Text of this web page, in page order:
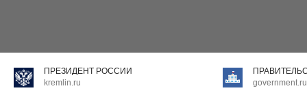
ПРЕЗИДЕНТ РОССИИ
kremlin.ru
government.ru